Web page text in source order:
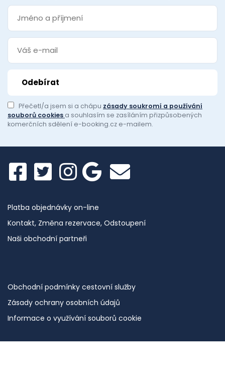
Přečetl/a jsem si a chápu zásady soukromí a používání
souborů cookies a souhlasím se zasíláním přizpůsobených
komerčních sdělení e-booking.cz e-mailem.
Platba objednávky on-line
Kontakt, Změna rezervace, Odstoupení
Naši obchodní partneři
Obchodní podmínky cestovní služby
Zásady ochrany osobních údajů
Informace o využívání souborů cookie